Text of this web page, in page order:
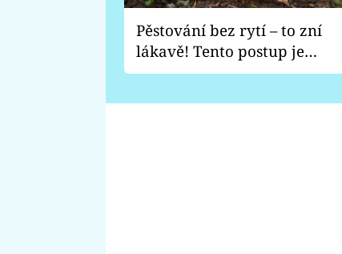
Pěstování bez rytí – to zní
lákavě! Tento postup je
vhodný jen pro některé